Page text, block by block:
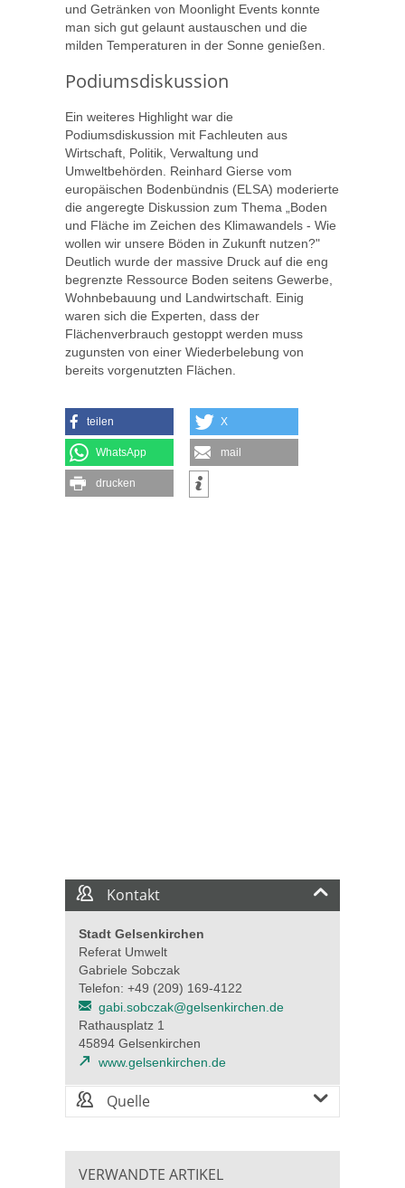
und Getränken von Moonlight Events konnte
man sich gut gelaunt austauschen und die
milden Temperaturen in der Sonne genießen.
Podiumsdiskussion
Ein weiteres Highlight war die
Podiumsdiskussion mit Fachleuten aus
Wirtschaft, Politik, Verwaltung und
Umweltbehörden. Reinhard Gierse vom
europäischen Bodenbündnis (ELSA) moderierte
die angeregte Diskussion zum Thema „Boden
und Fläche im Zeichen des Klimawandels - Wie
wollen wir unsere Böden in Zukunft nutzen?"
Deutlich wurde der massive Druck auf die eng
begrenzte Ressource Boden seitens Gewerbe,
Wohnbebauung und Landwirtschaft. Einig
waren sich die Experten, dass der
Flächenverbrauch gestoppt werden muss
zugunsten von einer Wiederbelebung von
bereits vorgenutzten Flächen.
teilen X
WhatsApp mail
drucken
Kontakt
Stadt Gelsenkirchen
Referat Umwelt
Gabriele Sobczak
Telefon: +49 (209) 169-4122
gabi.sobczak@gelsenkirchen.de
Rathausplatz 1
45894 Gelsenkirchen
www.gelsenkirchen.de
Quelle
VERWANDTE ARTIKEL